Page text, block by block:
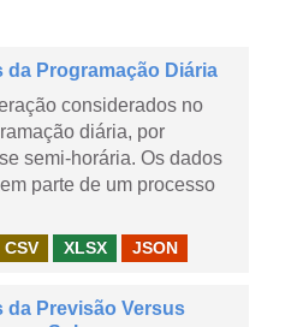
da Programação Diária
considerados no
diária, por
semi-horária. Os dados
parte de um processo
CSV XLSX JSON
da Previsão Versus